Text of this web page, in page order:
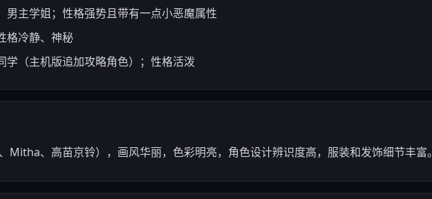
主学姐；性格强势且带有一点小恶魔属性
格冷静、神秘
（主机版追加攻略角色）；性格活泼
Mitha、高苗京铃），画风华丽，色彩明亮，角色设计辨识度高，服装和发饰细节丰富。